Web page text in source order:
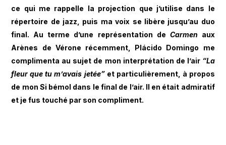
ce qui me rappelle la projection que j’utilise dans le
répertoire de jazz, puis ma voix se libère jusqu’au duo
final. Au terme d’une représentation de Carmen aux
Arènes de Vérone récemment, Plácido Domingo me
complimenta au sujet de mon interprétation de l’air “La
fleur que tu m’avais jetée”et particulièrement, à propos
de mon Si bémol dans le final de l’air. Il en était admiratif
et je fus touché par son compliment.